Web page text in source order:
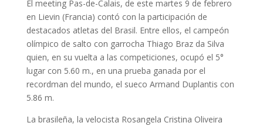
El meeting Pas-de-Calais, de este martes 9 de febrero
en Lievin (Francia) contó con la participación de
destacados atletas del Brasil. Entre ellos, el campeón
olímpico de salto con garrocha Thiago Braz da Silva
quien, en su vuelta a las competiciones, ocupó el 5°
lugar con 5.60 m., en una prueba ganada por el
recordman del mundo, el sueco Armand Duplantis con
5.86 m.
La brasileña, la velocista Rosangela Cristina Oliveira